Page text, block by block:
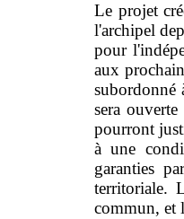
Le projet
l'archipel
pour
aux
subordonné
sera
pourront
à une
garanties
territoriale.
commun, et